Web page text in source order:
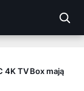
4K TV Box mają